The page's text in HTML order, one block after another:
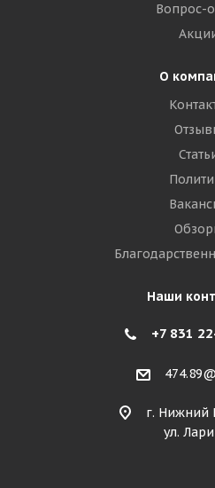
Вопрос-
О
Наши
+7 831
г. Нижний
ул.